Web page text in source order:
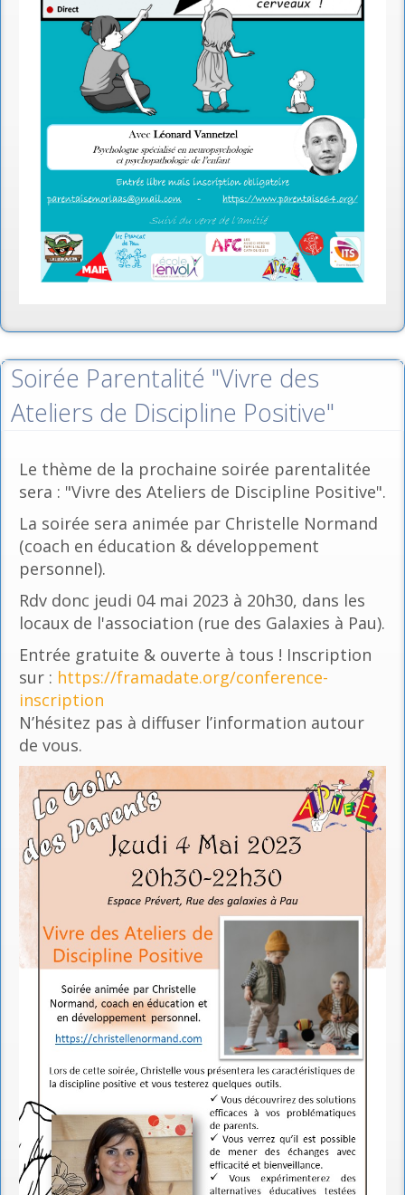
Soirée Parentalité "Vivre des
Ateliers de Discipline Positive"
Le thème de la prochaine soirée parentalitée
sera : "Vivre des Ateliers de Discipline Positive".
La soirée sera animée par Christelle Normand
(coach en éducation & développement
personnel).
Rdv donc jeudi 04 mai 2023 à 20h30, dans les
locaux de l'association (rue des Galaxies à Pau).
Entrée gratuite & ouverte à tous ! Inscription
sur : https://framadate.org/conference-
inscription
N’hésitez pas à diffuser l’information autour
de vous.